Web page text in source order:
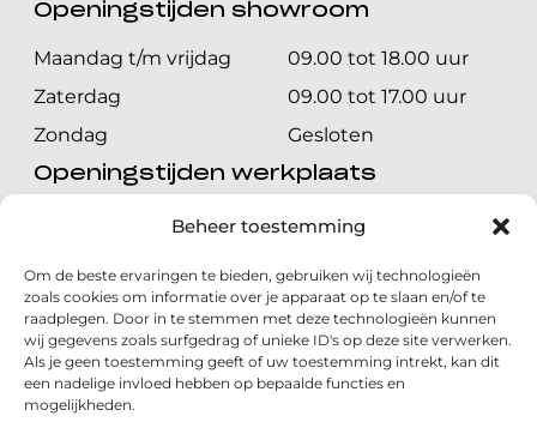
Beheer toestemming
Om de beste ervaringen te bieden, gebruiken wij technologieën
zoals cookies om informatie over je apparaat op te slaan en/of te
raadplegen. Door in te stemmen met deze technologieën kunnen
wij gegevens zoals surfgedrag of unieke ID's op deze site verwerken.
Als je geen toestemming geeft of uw toestemming intrekt, kan dit
een nadelige invloed hebben op bepaalde functies en
mogelijkheden.
Openingstijden showroom
Maandag t/m vrijdag
09.00 tot 18.00 uur
Zaterdag
09.00 tot 17.00 uur
Zondag
Gesloten
Openingstijden werkplaats
Maandag t/m vrijdag
08.00 tot 17.00 uur
Zondag
Gesloten
Volg ons